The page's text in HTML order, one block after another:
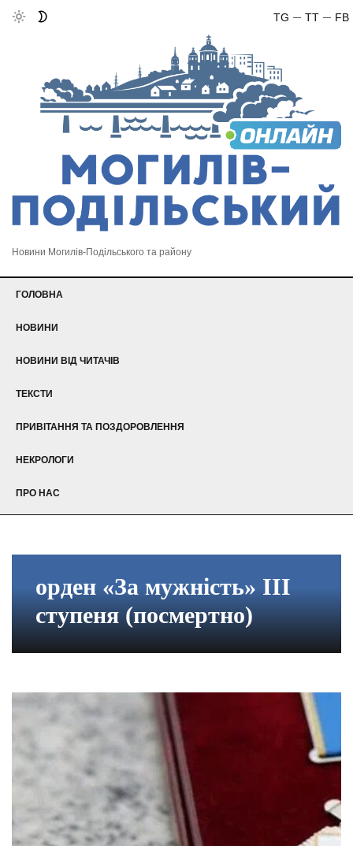
FB
TT
TG
Новини Могилів-Подільського та району
ГОЛОВНА
НОВИНИ
НОВИНИ ВІД ЧИТАЧІВ
ТЕКСТИ
ПРИВІТАННЯ ТА ПОЗДОРОВЛЕННЯ
НЕКРОЛОГИ
ПРО НАС
орден «За мужність» ІІІ
ступеня (посмертно)